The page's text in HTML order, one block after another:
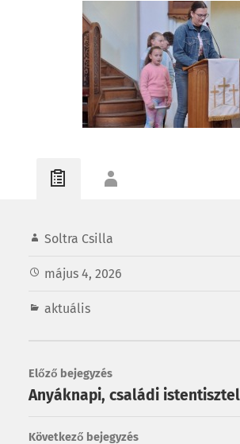
Soltra Csilla
május 4, 2026
aktuális
Előző bejegyzés
Anyáknapi, családi
Következő bejegyzés